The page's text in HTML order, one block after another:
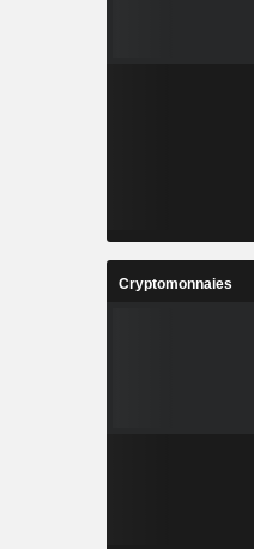
Cryptomonnaies